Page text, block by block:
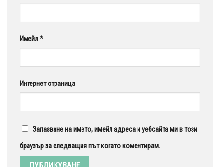
Имейл*
Интернет страница
Запазване на името, имейл адреса и уебсайта ми в този
браузър за следващия път когато коментирам.